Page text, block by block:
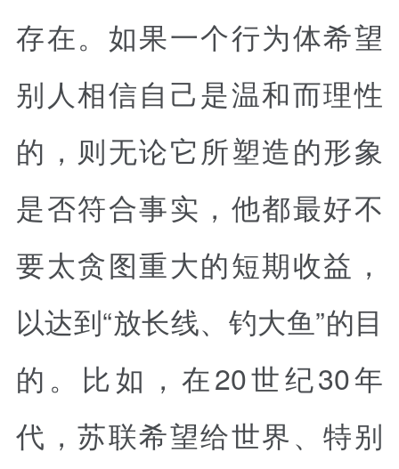
存在。如果一个行为体希望
别人相信自己是温和而理性
的，则无论它所塑造的形象
是否符合事实，他都最好不
要太贪图重大的短期收益，
以达到“放长线、钓大鱼”的目
的。比如，在20世纪30年
代，苏联希望给世界、特别